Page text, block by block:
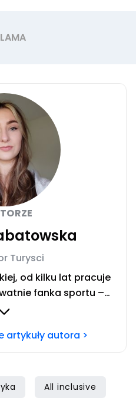
Turysci
od kilku lat pracuje
fanka sportu –
miłośniczka zwierząt.
artykuły autora >
All inclusive